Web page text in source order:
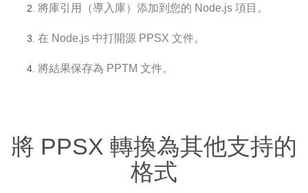
將庫引用（導入庫）添加到您的 Node.js 項目。
在 Node.js 中打開源 PPSX 文件。
將結果保存為 PPTM 文件。
將 PPSX 轉換為其他支持的
格式